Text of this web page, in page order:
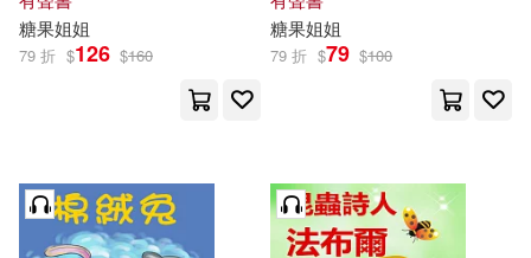
糖果姐姐
79 折 $126 $160
糖果姐姐
79 折 $79 $100